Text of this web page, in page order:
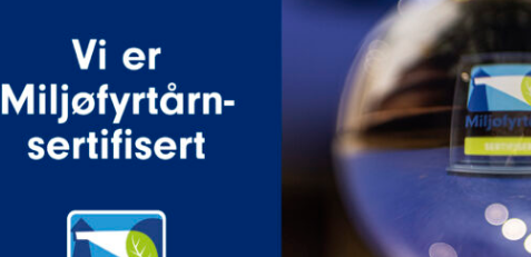
Som sertifisert Miljøfyrtårn-bedrift, jobber vi kontinuerlig med å redusere vårt klimaavtrykk. Vi
ferdigstilt vår årlige innrapportering, som gir oss full oversikt over energibruk,
transportvalg. Dette hjelper oss å sette enda tydeligere mål for fremtiden. Les mer her Direkte